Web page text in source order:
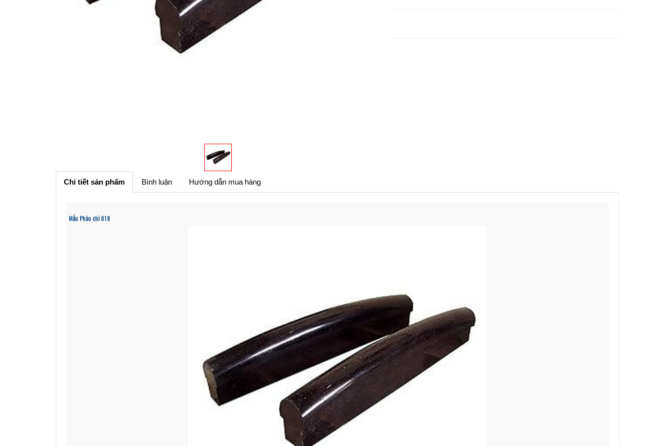
Chi tiết sản phẩm Bình luận Hướng dẫn mua hàng
Mẫu Phào chỉ 018